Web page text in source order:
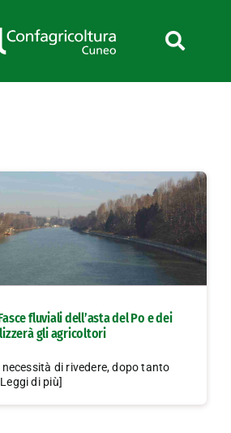
fluviali dell’asta del Po e dei
gli agricoltori
di rivedere, dopo tanto
di più]